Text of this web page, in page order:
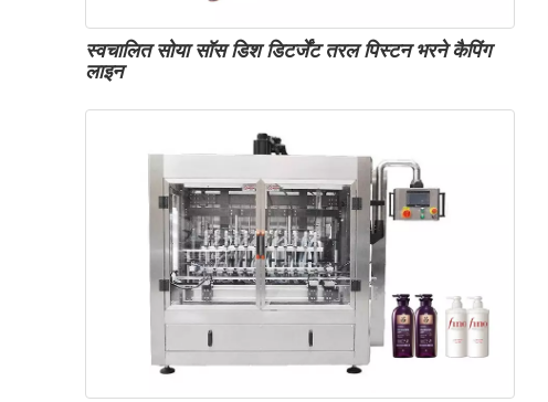
स्वचालित सोया सॉस डिश डिटर्जेंट तरल पिस्टन भरने कैपिंग
लाइन